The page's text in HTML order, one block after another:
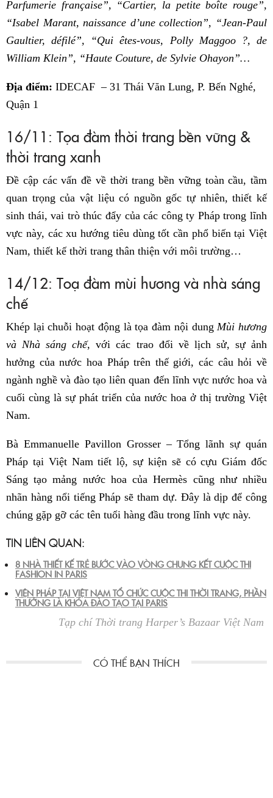
Parfumerie française”, “Cartier, la petite boîte rouge”,
“Isabel Marant, naissance d’une collection”, “Jean-Paul
Gaultier, défilé”, “Qui êtes-vous, Polly Maggoo ?, de
William Klein”, “Haute Couture, de Sylvie Ohayon”…
Địa điểm: IDECAF – 31 Thái Văn Lung, P. Bến Nghé,
Quận 1
16/11: Tọa đàm thời trang bền vững &
thời trang xanh
Đề cập các vấn đề về thời trang bền vững toàn cầu, tầm
quan trọng của vật liệu có nguồn gốc tự nhiên, thiết kế
sinh thái, vai trò thúc đẩy của các công ty Pháp trong lĩnh
vực này, các xu hướng tiêu dùng tốt cần phổ biến tại Việt
Nam, thiết kế thời trang thân thiện với môi trường…
14/12: Toạ đàm mùi hương và nhà sáng
chế
Khép lại chuỗi hoạt động là tọa đàm nội dung Mùi hương
và Nhà sáng chế, với các trao đổi về lịch sử, sự ảnh
hưởng của nước hoa Pháp trên thế giới, các câu hỏi về
ngành nghề và đào tạo liên quan đến lĩnh vực nước hoa và
cuối cùng là sự phát triển của nước hoa ở thị trường Việt
Nam.
Bà Emmanuelle Pavillon Grosser – Tổng lãnh sự quán
Pháp tại Việt Nam tiết lộ, sự kiện sẽ có cựu Giám đốc
Sáng tạo mảng nước hoa của Hermès cũng như nhiều
nhãn hàng nổi tiếng Pháp sẽ tham dự. Đây là dịp để công
chúng gặp gỡ các tên tuổi hàng đầu trong lĩnh vực này.
TIN LIÊN QUAN:
8 NHÀ THIẾT KẾ TRẺ BƯỚC VÀO VÒNG CHUNG KẾT CUỘC THI
FASHION IN PARIS
VIỆN PHÁP TẠI VIỆT NAM TỔ CHỨC CUỘC THI THỜI TRANG, PHẦN
THƯỞNG LÀ KHÓA ĐÀO TẠO TẠI PARIS
Tạp chí Thời trang Harper’s Bazaar Việt Nam